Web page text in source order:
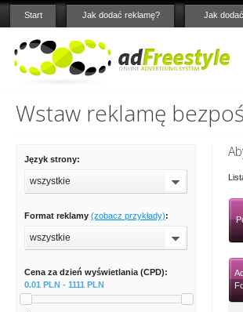
Start Jak dodać reklamę? Jak
Wstaw reklamę
Język strony:
wszystkie
Format reklamy (zobacz przykłady):
wszystkie
Cena za dzień wyświetlania (CPD):
0.01 PLN - 1111 PLN